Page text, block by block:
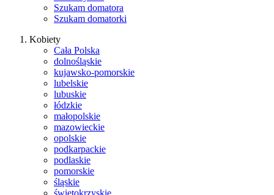
Szukam domatora
Szukam domatorki
Kobiety
Cała Polska
dolnośląskie
kujawsko-pomorskie
lubelskie
lubuskie
łódzkie
małopolskie
mazowieckie
opolskie
podkarpackie
podlaskie
pomorskie
śląskie
świętokrzyskie